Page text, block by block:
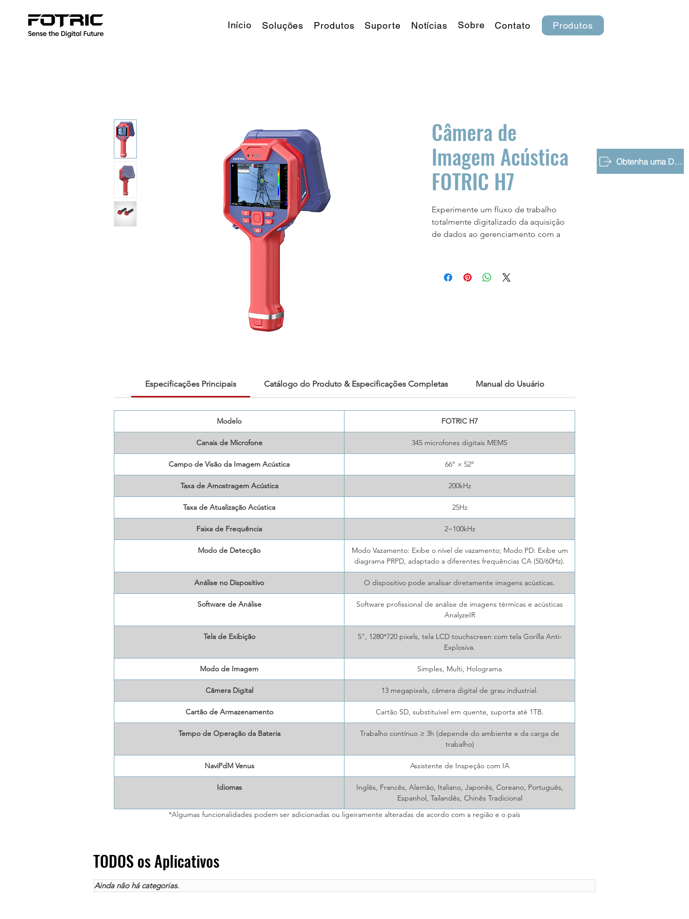
Início Soluções Produtos Suporte Notícias Sobre Contato Produtos
Obtenha uma Demonstração Gratuita
Câmera de
Imagem Acústica
FOTRIC H7
Experimente um fluxo de trabalho
totalmente digitalizado da aquisição
de dados ao gerenciamento com a
Diferente dos métodos tradicionais
que envolvem ferramentas
inteligente, rápido e confiável.
Especificações Principais Catálogo do Produto & Especificações Completas Manual do Usuário
Modelo FOTRIC H7
Canais de Microfone 345 microfones digitais MEMS
Campo de Visão da Imagem Acústica 66° × 52°
Taxa de Amostragem Acústica 200kHz
Taxa de Atualização Acústica 25Hz
Faixa de Frequência 2~100kHz
Modo de Detecção
Modo Vazamento: Exibe o nível de vazamento; Modo PD: Exibe um
diagrama PRPD, adaptado a diferentes frequências CA (50/60Hz).
Análise no Dispositivo O dispositivo pode analisar diretamente imagens acústicas.
Software de Análise
Software profissional de análise de imagens térmicas e acústicas
AnalyzeIR
Tela de Exibição
5", 1280*720 pixels, tela LCD touchscreen com tela Gorilla Anti-
Explosiva.
Modo de Imagem Simples, Multi, Holograma
Câmera Digital 13 megapixels, câmera digital de grau industrial.
Cartão de Armazenamento Cartão SD, substituível em quente, suporta até 1TB.
Tempo de Operação da Bateria
Trabalho contínuo ≥ 3h (depende do ambiente e da carga de
trabalho)
NaviPdM Venus Assistente de Inspeção com IA
Idiomas
Inglês, Francês, Alemão, Italiano, Japonês, Coreano, Português,
Espanhol, Tailandês, Chinês Tradicional
*Algumas funcionalidades podem ser adicionadas ou ligeiramente alteradas de acordo com a região e o país
TODOS os Aplicativos
Ainda não há categorias.